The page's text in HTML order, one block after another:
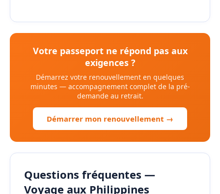
Votre passeport ne répond pas aux
exigences ?
Démarrez votre renouvellement en quelques
minutes — accompagnement complet de la pré-
demande au retrait.
Démarrer mon renouvellement →
Questions fréquentes —
Voyage aux Philippines